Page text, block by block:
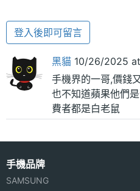
登入後即可留言
黑貓 10/26/2025
手機界的一哥,價錢
也不知道蘋果他們
費者都是白老鼠
手機品牌
SAMSUNG